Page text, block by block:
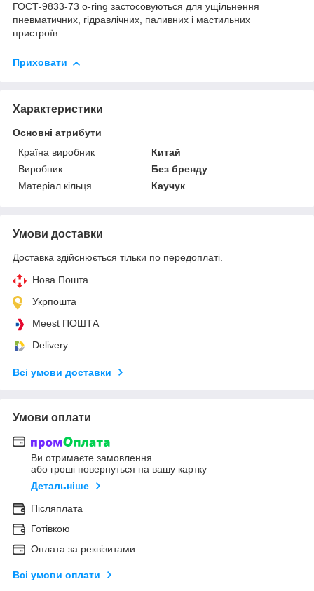
ГОСТ-9833-73 o-ring застосовуються для ущільнення
пневматичних, гідравлічних, паливних і мастильних
пристроїв.
Приховати
Характеристики
Основні атрибути
Країна виробник
Китай
Виробник
Без бренду
Матеріал кільця
Каучук
Умови доставки
Доставка здійснюється тільки по передоплаті.
Нова Пошта
Укрпошта
Meest ПОШТА
Delivery
Всі умови доставки
Умови оплати
Ви отримаєте замовлення
або гроші повернуться на вашу картку
Детальніше
Післяплата
Готівкою
Оплата за реквізитами
Всі умови оплати